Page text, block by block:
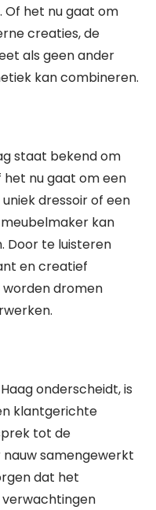
Of het nu gaat om
creaties, de
als geen ander
kan combineren.
staat bekend om
het nu gaat om een
dressoir of een
kan
Door te luisteren
en creatief
dromen
onderscheidt, is
klantgerichte
tot de
samengewerkt
dat het